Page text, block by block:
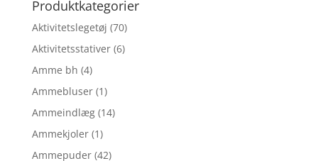
Produktkategorier
Aktivitetslegetøj (70)
Aktivitetsstativer (6)
Amme bh (4)
Ammebluser (1)
Ammeindlæg (14)
Ammekjoler (1)
Ammepuder (42)